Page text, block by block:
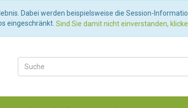
Dabei werden beispielsweise die Session-
eingeschränkt. Sind Sie damit nicht einverstanden,